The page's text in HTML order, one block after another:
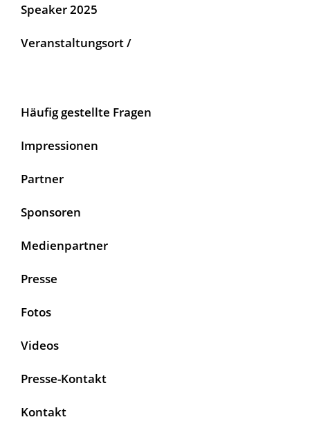
Speaker 2025
Veranstaltungsort /
Häufig gestellte Fragen
Impressionen
Partner
Sponsoren
Medienpartner
Presse
Fotos
Videos
Presse-Kontakt
Kontakt